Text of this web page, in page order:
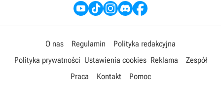
O nas Regulamin
Polityka redakcyjna
Polityka prywatności Ustawienia cookies Reklama
Zespół
Praca
Kontakt Pomoc